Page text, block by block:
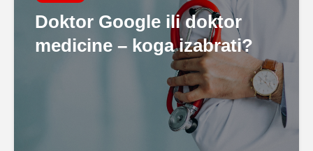
Doktor Google ili doktor
medicine – koga izabrati?